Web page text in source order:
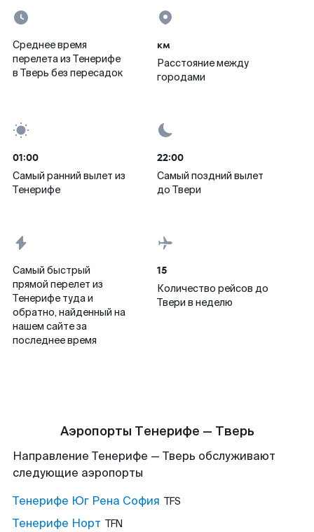
Среднее время
перелета из Тенерифе
в Тверь без пересадок
км
Расстояние между
городами
01:00
Самый ранний вылет из
Тенерифе
22:00
Самый поздний вылет
до Твери
Самый быстрый
прямой перелет из
Тенерифе туда и
обратно, найденный на
нашем сайте за
последнее время
15
Количество рейсов до
Твери в неделю
Аэропорты Тенерифе — Тверь
Направление Тенерифе — Тверь обслуживают
следующие аэропорты
Тенерифе Юг Рена София TFS
Тенерифе Норт TFN